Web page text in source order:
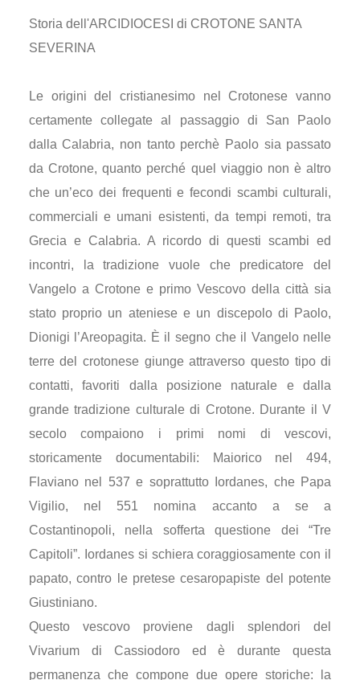
Storia dell'ARCIDIOCESI di CROTONE SANTA
SEVERINA
Le origini del cristianesimo nel Crotonese vanno
certamente collegate al passaggio di San Paolo
dalla Calabria, non tanto perchè Paolo sia passato
da Crotone, quanto perché quel viaggio non è altro
che un’eco dei frequenti e fecondi scambi culturali,
commerciali e umani esistenti, da tempi remoti, tra
Grecia e Calabria. A ricordo di questi scambi ed
incontri, la tradizione vuole che predicatore del
Vangelo a Crotone e primo Vescovo della città sia
stato proprio un ateniese e un discepolo di Paolo,
Dionigi l’Areopagita. È il segno che il Vangelo nelle
terre del crotonese giunge attraverso questo tipo di
contatti, favoriti dalla posizione naturale e dalla
grande tradizione culturale di Crotone. Durante il V
secolo compaiono i primi nomi di vescovi,
storicamente documentabili: Maiorico nel 494,
Flaviano nel 537 e soprattutto Iordanes, che Papa
Vigilio, nel 551 nomina accanto a se a
Costantinopoli, nella sofferta questione dei “Tre
Capitoli”. Iordanes si schiera coraggiosamente con il
papato, contro le pretese cesaropapiste del potente
Giustiniano.
Questo vescovo proviene dagli splendori del
Vivarium di Cassiodoro ed è durante questa
permanenza che compone due opere storiche: la